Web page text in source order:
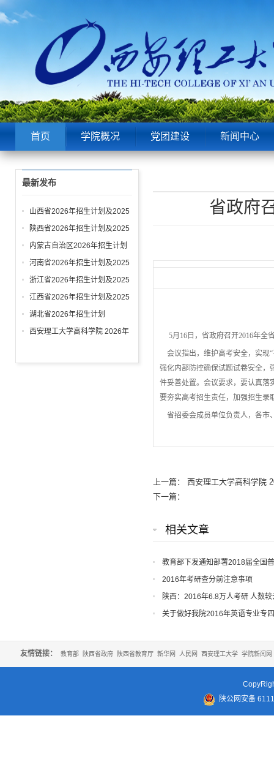
首页 学院概况 党团建设 新闻中心
省政府
5月16日，省政府召开2016年全
会议指出，维护高考安全，实现
强化内部防控确保试题试卷安全，
件妥善处置。会议要求，要认真落
要夯实高考招生责任，加强招生录
省招委会成员单位负责人，各市
上一篇： 西安理工大学高科学院
下一篇：
相关文章
教育部下发通知部署2018届全国
2016年考研查分前注意事项
陕西：2016年6.8万人考研 人数
关于做好我院2016年英语专业专
最新发布
山西省2026年招生计划及2025
年录取情况
陕西省2026年招生计划及2025
年录取情况
内蒙古自治区2026年招生计划
及2025年录取情况
河南省2026年招生计划及2025
年录取情况
浙江省2026年招生计划及2025
年录取情况
江西省2026年招生计划及2025
年录取情况
湖北省2026年招生计划
西安理工大学高科学院 2026年
友情链接： 教育部 陕西省政府 陕西省教育厅 新华网 人民网 西安理工大学 学院新闻网
陕公网安备